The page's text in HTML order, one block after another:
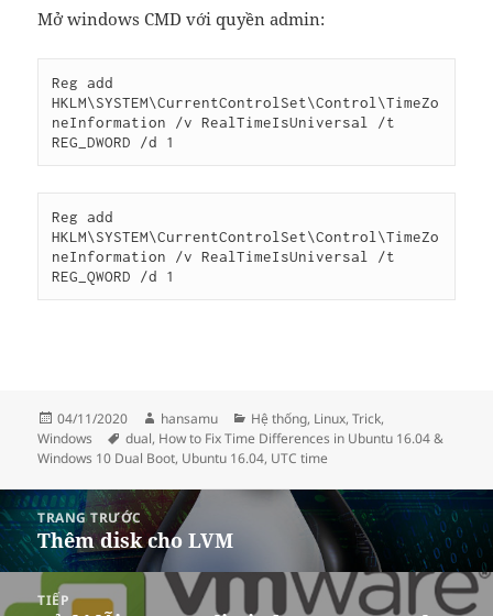
Mở windows CMD với quyền admin:
Reg add
HKLM\SYSTEM\CurrentControlSet\Control\TimeZo
neInformation /v RealTimeIsUniversal /t
Reg add
HKLM\SYSTEM\CurrentControlSet\Control\TimeZo
neInformation /v RealTimeIsUniversal /t
REG_QWORD /d 1
Đăng
vào
ngày
04/11/2020
Tác
giả
hansamu
Danh
mục
Hệ thống, Linux,Trick,
Windows
Thẻ
dual, How to Fix Time Differences in Ubuntu 16.04 &
Windows 10 Dual Boot, Ubuntu 16.04, UTC time
Điều
hướng
bài
TRANG TRƯỚC
Bài
viết
trước:
Thêm disk cho LVM
TIẾP